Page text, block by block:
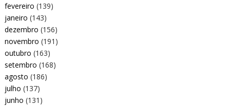
fevereiro (139)
janeiro (143)
dezembro (156)
novembro (191)
outubro (163)
setembro (168)
agosto (186)
julho (137)
junho (131)